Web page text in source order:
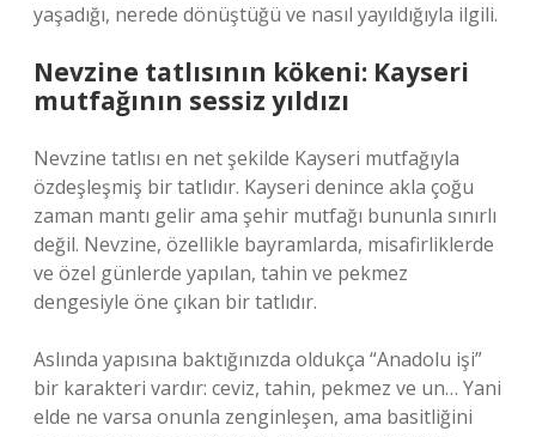
yaşadığı, nerede dönüştüğü ve nasıl yayıldığıyla ilgili.
Nevzine tatlısının kökeni: Kayseri
mutfağının sessiz yıldızı
Nevzine tatlısı en net şekilde Kayseri mutfağıyla
özdeşleşmiş bir tatlıdır. Kayseri denince akla çoğu
zaman mantı gelir ama şehir mutfağı bununla sınırlı
değil. Nevzine, özellikle bayramlarda, misafirliklerde
ve özel günlerde yapılan, tahin ve pekmez
dengesiyle öne çıkan bir tatlıdır.
Aslında yapısına baktığınızda oldukça “Anadolu işi”
bir karakteri vardır: ceviz, tahin, pekmez ve un… Yani
elde ne varsa onunla zenginleşen, ama basitliğini